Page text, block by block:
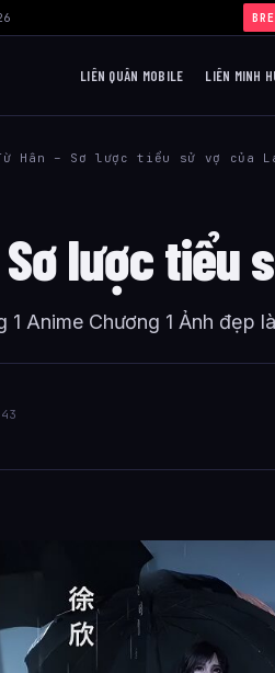
Build
LIÊN QUÂN MOBILE LIÊN MINH
Hân – Sơ lược tiểu sử vợ của
Sơ lược tiểu
1 Anime Chương 1 Ảnh đẹp